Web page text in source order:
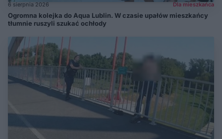
6 sierpnia 2026 Dla mieszkańca
Ogromna kolejka do Aqua Lublin. W czasie upałów mieszkańcy
tłumnie ruszyli szukać ochłody